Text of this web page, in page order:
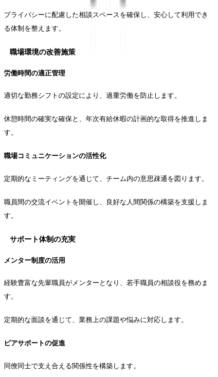
プライバシーに配慮した相談スペースを確保し、安心して利用でき
る体制を整えます。
職場環境の改善施策
労働時間の適正管理
適切な勤務シフトの設定により、過重労働を防止します。
休憩時間の確実な確保と、年次有給休暇の計画的な取得を推進しま
す。
職場コミュニケーションの活性化
定期的なミーティングを通じて、チーム内の意思疎通を図ります。
職員間の交流イベントを開催し、良好な人間関係の構築を支援しま
す。
サポート体制の充実
メンター制度の活用
経験豊富な先輩職員がメンターとなり、若手職員の相談役を務めま
す。
定期的な面談を通じて、業務上の課題や悩みに対応します。
ピアサポートの促進
同僚同士で支え合える関係性を構築します。